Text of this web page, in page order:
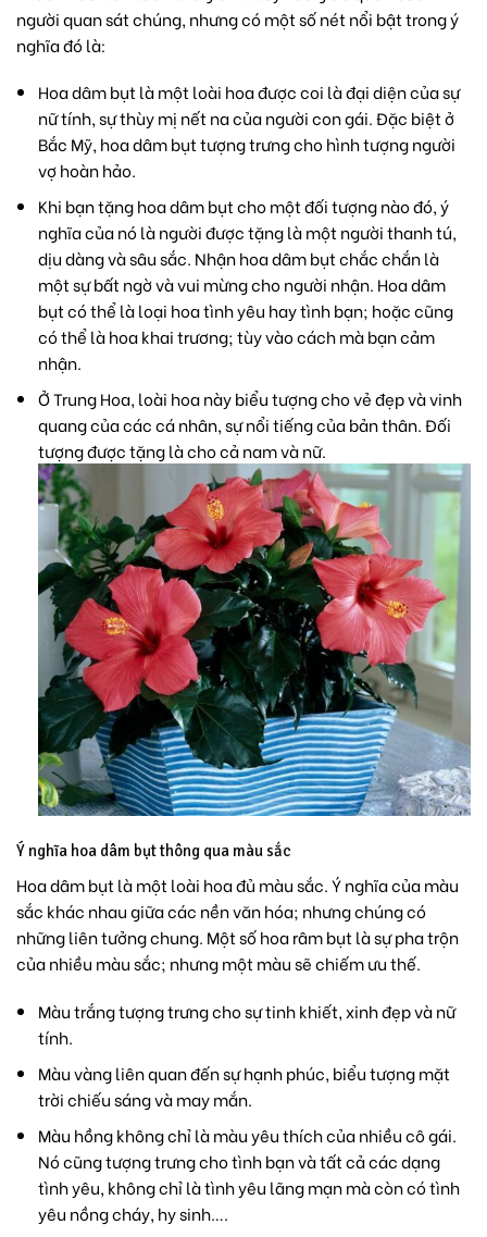
người quan sát chúng, nhưng có một số nét nổi bật trong ý
nghĩa đó là:
Hoa dâm bụt là một loài hoa được coi là đại diện của sự
nữ tính, sự thùy mị nết na của người con gái. Đặc biệt ở
Bắc Mỹ, hoa dâm bụt tượng trưng cho hình tượng người
vợ hoàn hảo.
Khi bạn tặng hoa dâm bụt cho một đối tượng nào đó, ý
nghĩa của nó là người được tặng là một người thanh tú,
dịu dàng và sâu sắc. Nhận hoa dâm bụt chắc chắn là
một sự bất ngờ và vui mừng cho người nhận. Hoa dâm
bụt có thể là loại hoa tình yêu hay tình bạn; hoặc cũng
có thể làhoa khai trương; tùy vào cách mà bạn cảm
nhận.
Ở Trung Hoa, loài hoa này biểu tượng cho vẻ đẹp và vinh
quang của các cá nhân, sự nổi tiếng của bản thân. Đối
tượng được tặng là cho cả nam và nữ.
Ý nghĩa hoa dâm bụt thông qua màu sắc
Hoa dâm bụt là một loài hoa đủ màu sắc. Ý nghĩa của màu
sắc khác nhau giữa các nền văn hóa; nhưng chúng có
những liên tưởng chung. Một số hoa râm bụt là sự pha trộn
của nhiều màu sắc; nhưng một màu sẽ chiếm ưu thế.
Màu trắng tượng trưng cho sự tinh khiết, xinh đẹp và nữ
tính.
Màu vàng liên quan đến sự hạnh phúc, biểu tượng mặt
trời chiếu sáng và may mắn.
Màu hồng không chỉ là màu yêu thích của nhiều cô gái.
Nó cũng tượng trưng cho tình bạn và tất cả các dạng
tình yêu, không chỉ là tình yêu lãng mạn mà còn có tình
yêu nồng cháy, hy sinh….